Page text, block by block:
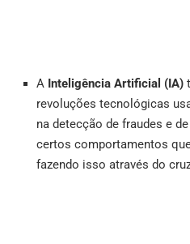
A Inteligência Artificial (IA)
revoluções tecnológicas
na detecção de fraudes e
certos comportamentos
fazendo isso através do